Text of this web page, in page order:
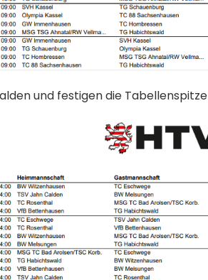
und festigen die Tabellenspitze